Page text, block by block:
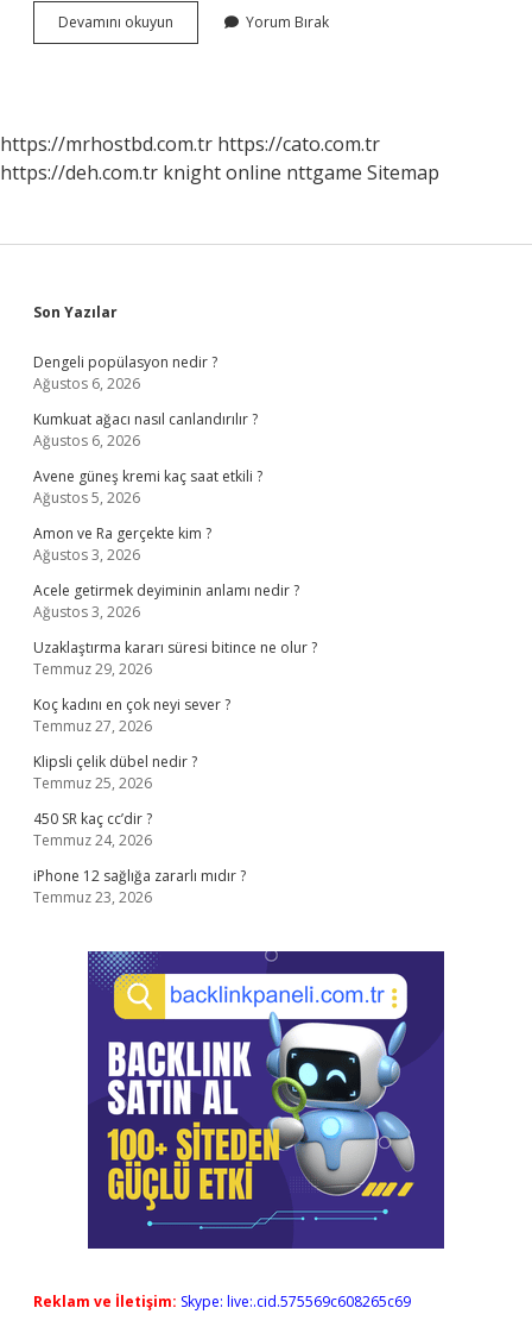
Devamını okuyun
Edebiyatının
Yorum Bırak
https://mrhostbd.com.tr https://cato.com.tr
https://deh.com.tr knight online nttgame Sitemap
Sidebar
Son Yazılar
Dengeli popülasyon nedir ?
Ağustos 6, 2026
Kumkuat ağacı nasıl canlandırılır ?
Ağustos 6, 2026
Avene güneş kremi kaç saat etkili ?
Ağustos 5, 2026
Amon ve Ra gerçekte kim ?
Ağustos 3, 2026
Acele getirmek deyiminin anlamı nedir ?
Ağustos 3, 2026
Uzaklaştırma kararı süresi bitince ne olur ?
Temmuz 29, 2026
Koç kadını en çok neyi sever ?
Temmuz 27, 2026
Klipsli çelik dübel nedir ?
Temmuz 25, 2026
450 SR kaç cc’dir ?
Temmuz 24, 2026
iPhone 12 sağlığa zararlı mıdır ?
Temmuz 23, 2026
Reklam ve İletişim: Skype: live:.cid.575569c608265c69